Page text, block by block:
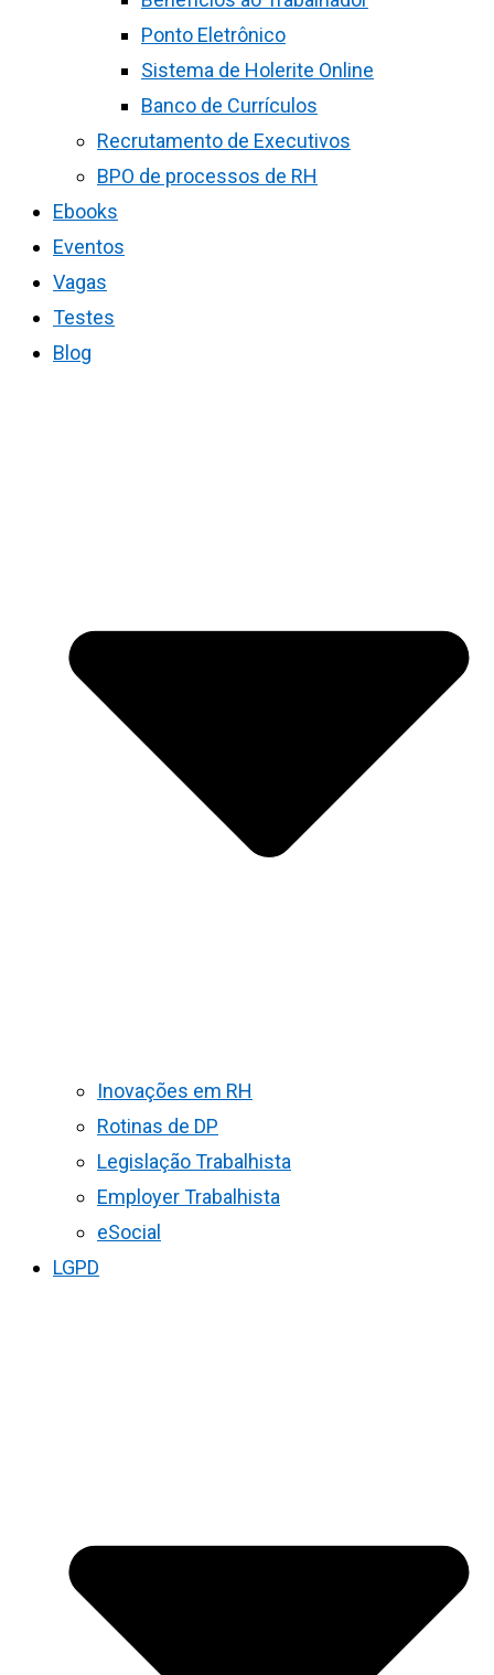
Ponto Eletrônico
Sistema de Holerite Online
Banco de Currículos
Recrutamento de Executivos
BPO de processos de RH
Ebooks
Eventos
Vagas
Testes
Blog
Inovações em RH
Rotinas de DP
Legislação Trabalhista
Employer Trabalhista
eSocial
LGPD